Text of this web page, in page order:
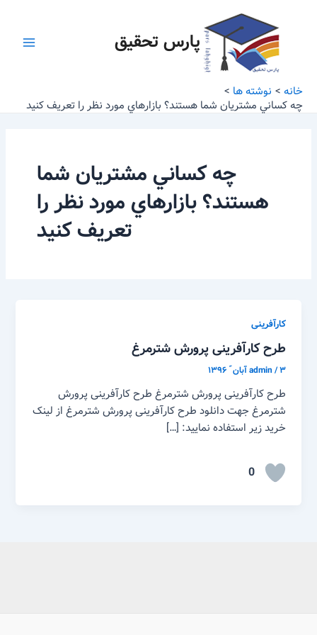
پارس تحقیق
خانه
نوشته ها
چه كساني مشتريان شما هستند؟ بازارهاي مورد نظر را تعريف كنيد
چه كساني مشتريان شما
هستند؟ بازارهاي مورد نظر را
تعريف كنيد
کارآفرینی
طرح کارآفرینی پرورش شترمرغ
admin/۳ آبان ّ ۱۳۹۶
طرح کارآفرینی پرورش شترمرغ طرح کارآفرینی پرورش
شترمرغ جهت دانلود طرح کارآفرینی پرورش شترمرغ از لینک
خرید زیر استفاده نمایید: […]
0